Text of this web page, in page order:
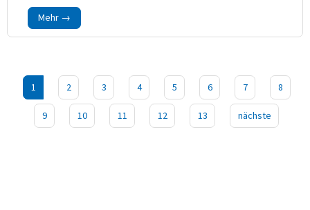
Mehr →
1 2 3 4 5 6 7 8
9 10 11 12 13 nächste